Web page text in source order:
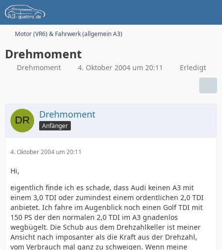
Motor (VR6) & Fahrwerk (allgemein A3)
Drehmoment
Drehmoment 4. Oktober 2004 um 20:11 Erledigt
Drehmoment
Anfänger
4. Oktober 2004 um 20:11
Hi,
eigentlich finde ich es schade, dass Audi keinen A3 mit
einem 3,0 TDI oder zumindest einem ordentlichen 2,0 TDI
anbietet. Ich fahre im Augenblick noch einen Golf TDI mit
150 PS der den normalen 2,0 TDI im A3 gnadenlos
wegbügelt. Die Schub aus dem Drehzahlkeller ist meiner
Ansicht nach imposanter als die Kraft aus der Drehzahl,
vom Verbrauch mal ganz zu schweigen. Wenn meine